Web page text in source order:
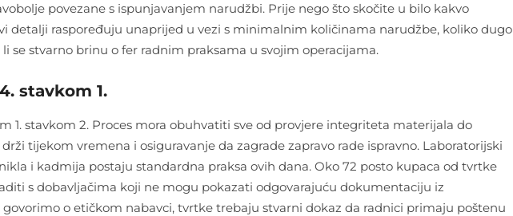
povezane s ispunjavanjem narudžbi. Prije nego što skočite u bilo kakvo
detalji raspoređuju unaprijed u vezi s minimalnim količinama narudžbe, koliko dugo
se stvarno brinu o fer radnim praksama u svojim operacijama.
stavkom 1.
1. stavkom 2. Proces mora obuhvatiti sve od provjere integriteta materijala do
tijekom vremena i osiguravanje da zagrade zapravo rade ispravno. Laboratorijski
i kadmija postaju standardna praksa ovih dana. Oko 72 posto kupaca od tvrtke
s dobavljačima koji ne mogu pokazati odgovarajuću dokumentaciju iz
govorimo o etičkom nabavci, tvrtke trebaju stvarni dokaz da radnici primaju poštenu